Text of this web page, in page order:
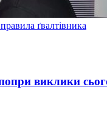
ґвалтівника
виклики